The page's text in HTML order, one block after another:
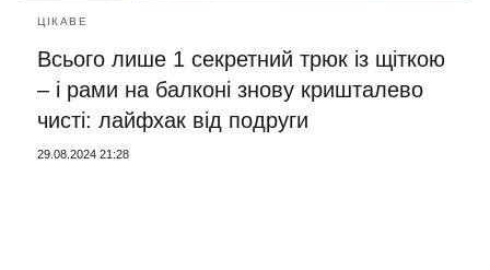
ЦІКАВЕ
Всього лише 1 секретний трюк із щіткою
– і рами на балконі знову кришталево
чисті: лайфхак від подруги
29.08.2024 21:28